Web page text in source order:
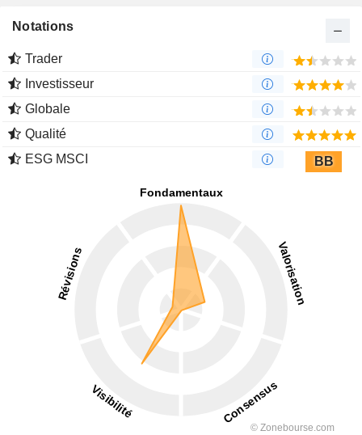
Notations
Trader
Investisseur
Globale
Qualité
ESG MSCI
BB